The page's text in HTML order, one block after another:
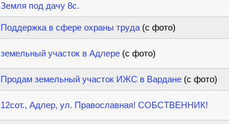
Земля под дачу 8с.
Поддержка в сфере охраны труда (с фото)
земельный участок в Адлере (с фото)
Продам земельный участок ИЖС в Вардане (с фото)
12сот., Адлер, ул. Православная! СОБСТВЕННИК!